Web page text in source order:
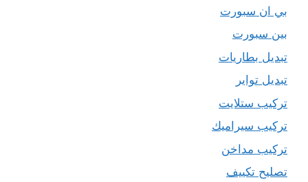
بي ان سبورت
بين سبورت
تبديل بطاريات
تبديل تواير
تركيب ستلايت
تركيب سيراميك
تركيب مداخن
تصليح تكييف